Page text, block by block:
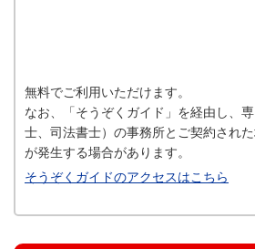
無料でご利用いただけます。
なお、「そうぞくガイド」を経由し、
士、司法書士）の事務所とご契約され
が発生する場合があります。
そうぞくガイドのアクセスはこちら